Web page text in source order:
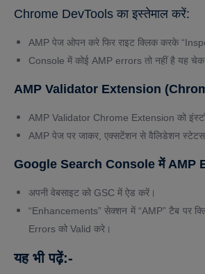
Chrome DevTools का इस्तेमाल करें:
AMP पेज ओपन करे फिर राइट क्लिक करके
Console में कोई AMP errors तो नहीं है यह
AMP Validator Extension
AMP Validator Chrome Extension को
AMP पेज पर जाकर, एक्सटेंशन से वैलिडेशन स्टेटस
Google Search Console में AMP
अपनी वेबसाइट को GSC में ऐड करें।
“Enhancements” सेक्शन में “AMP” टैब पर
Errors को Valid करे।
यह भी पढ़ें:-